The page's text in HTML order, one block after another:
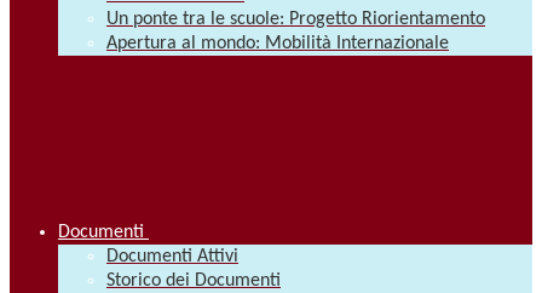
Un ponte tra le scuole: Progetto Riorientamento
Apertura al mondo: Mobilità Internazionale
Documenti
Documenti Attivi
Storico dei Documenti